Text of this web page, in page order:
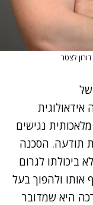
לצטר
של
אידאולוגית
מלאכותית נגישים
תודעה. הסכנה
ביכולתו לגרום
אותו ולהפוך בעל
היא שמדובר